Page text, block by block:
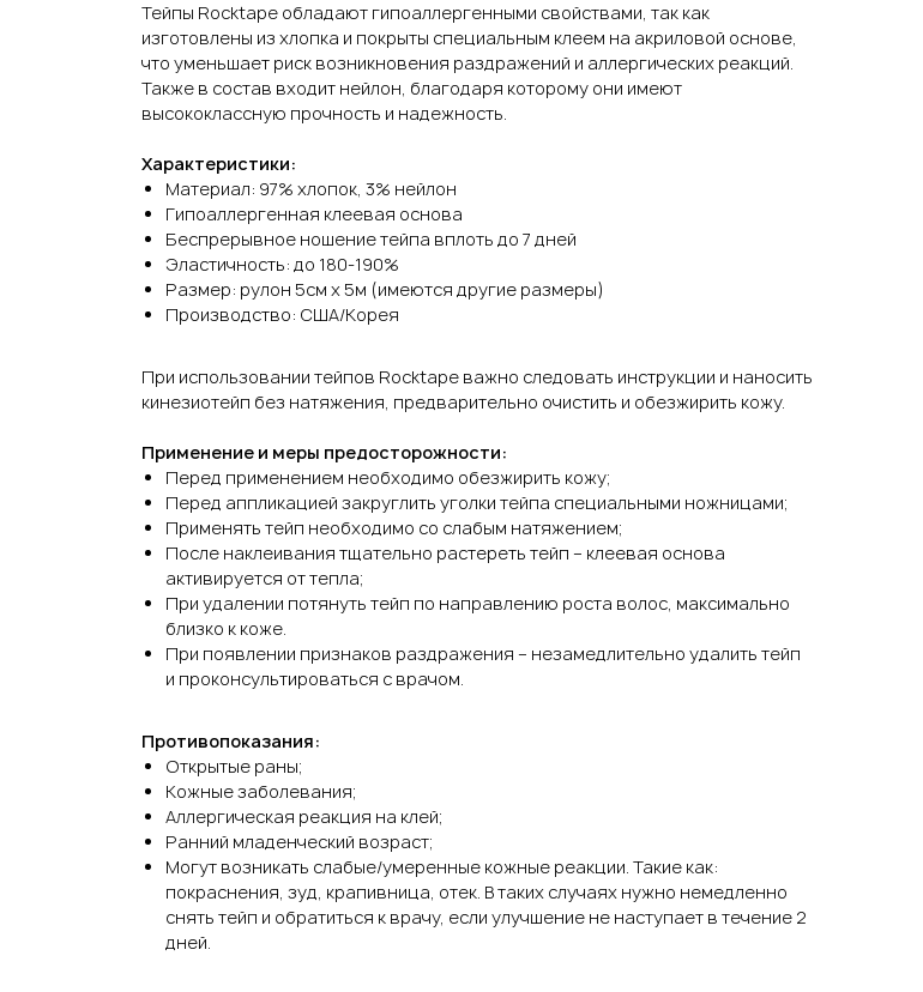
Тейпы Rocktape обладают гипоаллергенными свойствами, так как
изготовлены из хлопка и покрыты специальным клеем на акриловой основе,
что уменьшает риск возникновения раздражений и аллергических реакций.
Также в состав входит нейлон, благодаря которому они имеют
высококлассную прочность и надежность.
Характеристики:
Материал: 97% хлопок, 3% нейлон
Гипоаллергенная клеевая основа
Беспрерывное ношение тейпа вплоть до 7 дней
Эластичность: до 180-190%
Размер: рулон 5см х 5м (имеются другие размеры)
Производство: США/Корея
При использовании тейпов Rocktape важно следовать инструкции и наносить
кинезиотейп без натяжения, предварительно очистить и обезжирить кожу.
Применение и меры предосторожности:
Перед применением необходимо обезжирить кожу;
Перед аппликацией закруглить уголки тейпа специальными ножницами;
Применять тейп необходимо со слабым натяжением;
После наклеивания тщательно растереть тейп – клеевая основа
активируется от тепла;
При удалении потянуть тейп по направлению роста волос, максимально
близко к коже.
При появлении признаков раздражения – незамедлительно удалить тейп
и проконсультироваться с врачом.
Противопоказания:
Открытые раны;
Кожные заболевания;
Аллергическая реакция на клей;
Ранний младенческий возраст;
Могут возникать слабые/умеренные кожные реакции. Такие как:
покраснения, зуд, крапивница, отек. В таких случаях нужно немедленно
снять тейп и обратиться к врачу, если улучшение не наступает в течение 2
дней.